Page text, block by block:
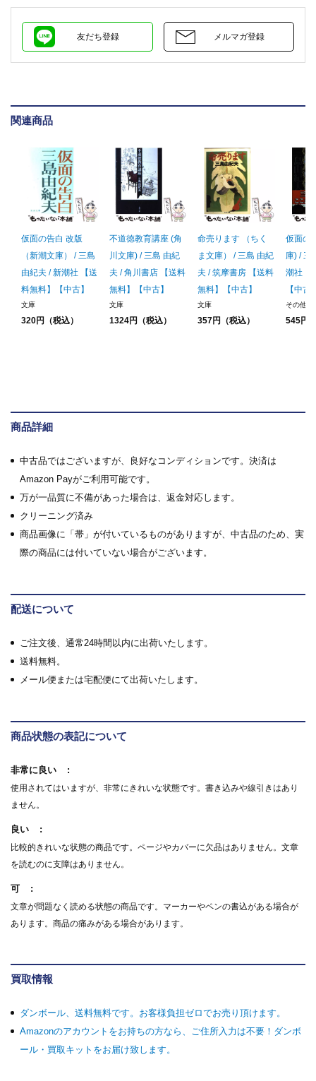
友だち登録 メルマガ登録
関連商品
仮面の告白 改版
（新潮文庫） / 三島
由紀夫 / 新潮社 【送
料無料】【中古】
文庫
320円（税込）
不道徳教育講座 (角
川文庫) / 三島 由紀
夫 / 角川書店 【送料
無料】【中古】
文庫
1324円（税込）
命売ります （ちく
ま文庫） / 三島 由紀
夫 / 筑摩書房 【送料
無料】【中古】
文庫
357円（税込）
仮面の
庫) / 三
潮社 【
【中古
その他
545円
商品詳細
中古品ではございますが、良好なコンディションです。決済は
Amazon Payがご利用可能です。
万が一品質に不備があった場合は、返金対応します。
クリーニング済み
商品画像に「帯」が付いているものがありますが、中古品のため、実
際の商品には付いていない場合がございます。
配送について
ご注文後、通常24時間以内に出荷いたします。
送料無料。
メール便または宅配便にて出荷いたします。
商品状態の表記について
非常に良い
使用されてはいますが、非常にきれいな状態です。書き込みや線引きはあり
ません。
良い
比較的きれいな状態の商品です。ページやカバーに欠品はありません。文章
を読むのに支障はありません。
可
文章が問題なく読める状態の商品です。マーカーやペンの書込がある場合が
あります。商品の痛みがある場合があります。
買取情報
ダンボール、送料無料です。お客様負担ゼロでお売り頂けます。
Amazonのアカウントをお持ちの方なら、ご住所入力は不要！ダンボ
ール・買取キットをお届け致します。